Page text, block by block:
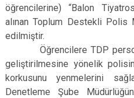
öğrencilerine) “Balon
alınan Toplum Destekli
edilmiştir.
Öğrencilere TDP
geliştirilmesine yönelik
korkusunu yenmelerini
Denetleme Şube